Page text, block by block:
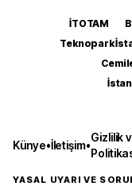
İTOTAM
Teknopark
Künye•İletişim•
Gizlilik
YASAL UYARI VE